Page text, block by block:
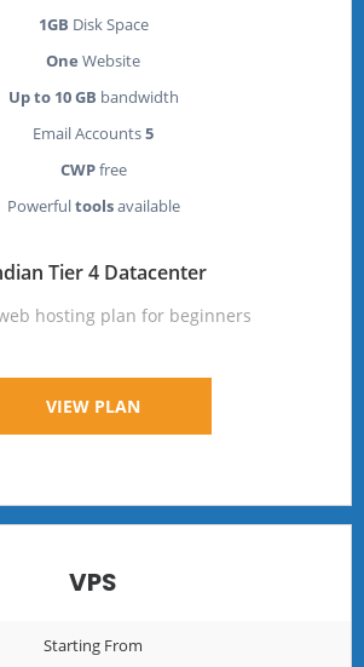
1GB Disk Space
One Website
Up to 10 GB bandwidth
5
CWPfree
Powerfultoolsavailable
Tier 4 Datacenter.
hosting plan for beginners
VIEW PLAN
VPS
Starting From